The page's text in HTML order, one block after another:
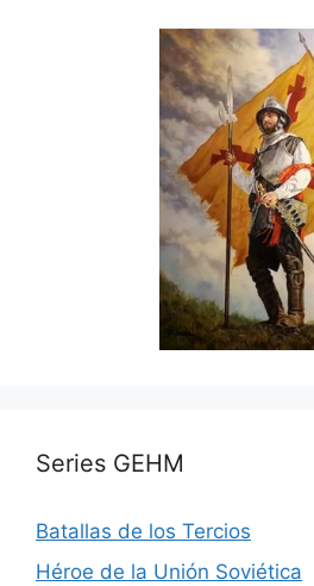
Series GEHM
Batallas de los Tercios
Héroe de la Unión Soviética